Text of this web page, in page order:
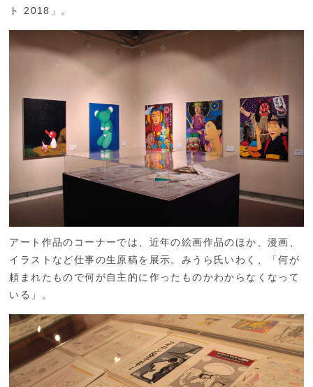
ト 2018」。
アート作品のコーナーでは、近年の絵画作品のほか、漫画、
イラストなど仕事の生原稿を展示。みうら氏いわく、「何が
頼まれたもので何が自主的に作ったものかわからなくなって
いる」。